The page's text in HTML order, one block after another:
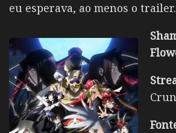
eu esperava, ao menos o trailer.